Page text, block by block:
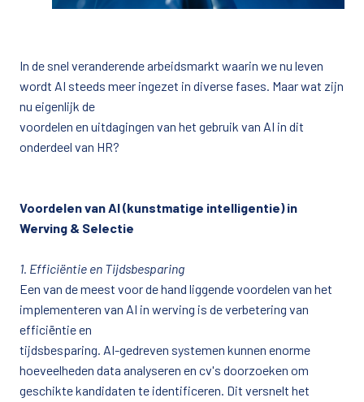
In de snel veranderende arbeidsmarkt waarin we nu leven
wordt AI steeds meer ingezet in diverse fases. Maar wat zijn
nu eigenlijk de
voordelen en uitdagingen van het gebruik van AI in dit
onderdeel van HR?
Voordelen van AI (kunstmatige intelligentie) in
1. Efficiëntie en Tijdsbesparing
Een van de meest voor de hand liggende voordelen van het
implementeren van AI in werving is de verbetering van
efficiëntie en
tijdsbesparing. AI-gedreven systemen kunnen enorme
hoeveelheden data analyseren en cv's doorzoeken om
geschikte kandidaten te identificeren. Dit versnelt het